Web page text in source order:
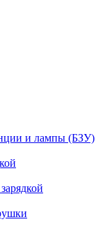
и лампы (БЗУ)